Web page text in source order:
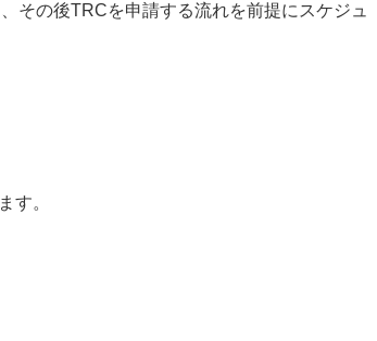
その後TRCを申請する流れを前提にスケジュ
す。